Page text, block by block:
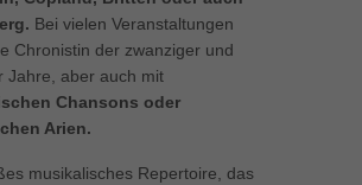
Bei vielen Veranstaltungen
Chronistin der zwanziger und
Jahre, aber auch mit
Chansons oder
Arien.
musikalisches Repertoire, das
zu ganzen Kategorien geben oder sich
anzeigen lassen und so nur bestimmte
Zurück